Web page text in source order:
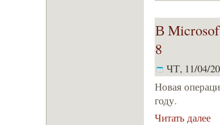
В
8
ЧТ, 11/04/
Новая
году.
Читать далее